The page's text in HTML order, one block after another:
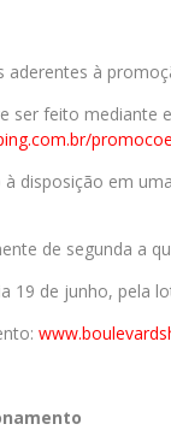
aderentes à
ser feito mediante
disposição em
de segunda a
19 de junho, pela
www.